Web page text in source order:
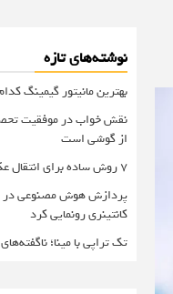
نوشته‌های تازه
بهترین مانیتور گیمینگ کدام
نقش خواب در موفقیت
از گوشی است
۷ روش ساده برای انتقال عکس‌ها بدون افت کیفیت
پردازش هوش مصنوعی در خط
کانتینری رونمایی کرد
تک تراپی با مینا؛